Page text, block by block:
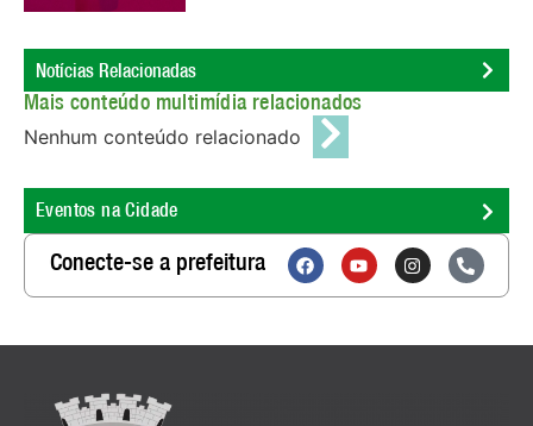
Notícias Relacionadas
Mais conteúdo multimídia relacionados
Nenhum conteúdo relacionado
Eventos na Cidade
Conecte-se a prefeitura